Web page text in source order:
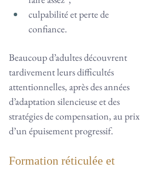
culpabilité et perte de
confiance.
Beaucoup d’adultes découvrent
tardivement leurs difficultés
attentionnelles, après des années
d’adaptation silencieuse et des
stratégies de compensation, au prix
d’un épuisement progressif.
Formation réticulée et